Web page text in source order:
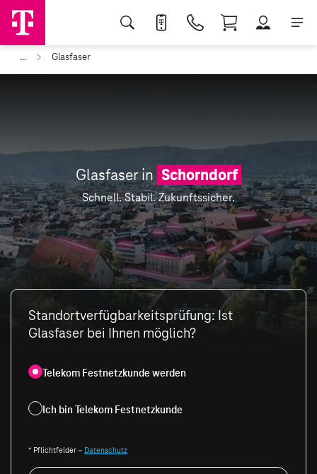
... Glasfaser
Glasfaser in Schorndorf
Schnell. Stabil. Zukunftssicher.
Standortverfügbarkeitsprüfung: Ist
Glasfaser bei Ihnen möglich?
Telekom Festnetzkunde werden
Ich bin Telekom Festnetzkunde
* Pflichtfelder – Datenschutz